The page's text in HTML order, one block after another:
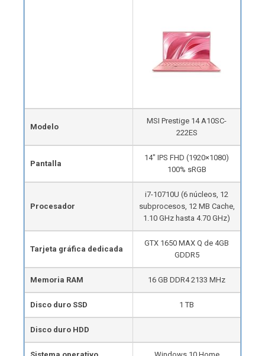
Modelo
MSI Prestige 14 A10SC-
222ES
Pantalla
14″ IPS FHD (1920×1080)
100% sRGB
Procesador
i7-10710U (6 núcleos, 12
subprocesos, 12 MB Cache,
1.10 GHz hasta 4.70 GHz)
Tarjeta gráfica dedicada
GTX 1650 MAX Q de 4GB
GDDR5
Memoria RAM 16 GB DDR4 2133 MHz
Disco duro SSD 1 TB
Disco duro HDD